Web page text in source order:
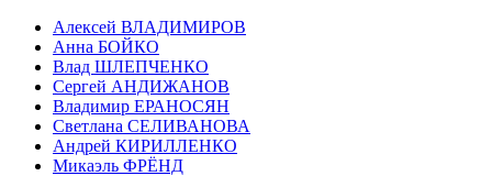
Алексей ВЛАДИМИРОВ
Анна БОЙКО
Влад ШЛЕПЧЕНКО
Сергей АНДИЖАНОВ
Владимир ЕРАНОСЯН
Светлана СЕЛИВАНОВА
Андрей КИРИЛЛЕНКО
Микаэль ФРЁНД